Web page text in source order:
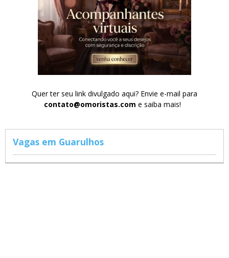
Quer ter seu link divulgado aqui? Envie e-mail para
contato@omoristas.com e saiba mais!
Vagas em Guarulhos